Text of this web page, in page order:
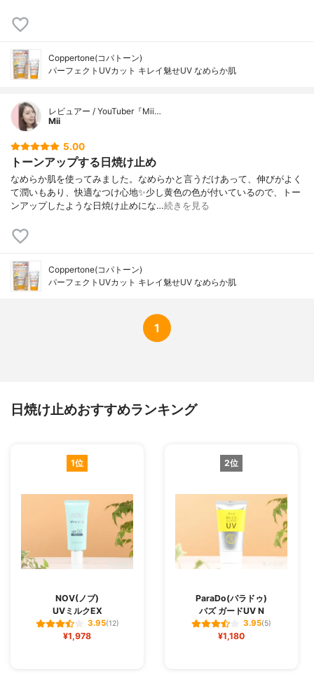
Coppertone(コパトーン)
パーフェクトUVカット キレイ魅せUV なめらか肌
レビュアー / YouTuber『Mii…
Mii
5.00
トーンアップする日焼け止め
なめらか肌を使ってみました。なめらかと言うだけあって、伸びがよく
て潤いもあり、快適なつけ心地✨少し黄色の色が付いているので、トー
ンアップしたような日焼け止めにな…続きを見る
Coppertone(コパトーン)
パーフェクトUVカット キレイ魅せUV なめらか肌
1
日焼け止めおすすめランキング
1位
NOV(ノブ)
UVミルクEX
3.95(12)
¥1,978
2位
ParaDo(パラドゥ)
バズ ガードUV N
3.95(5)
¥1,180